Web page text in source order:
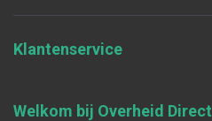
Klantenservice
Welkom bij Overheid Direct